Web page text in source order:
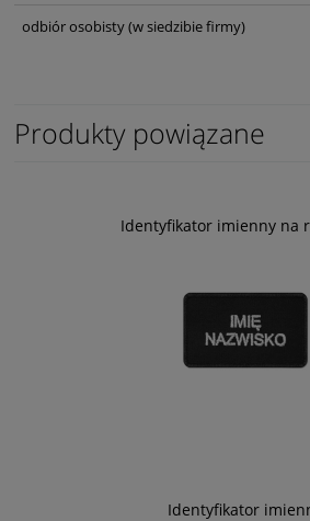
odbiór osobisty(w siedzibie firmy)
Produkty powiązane
Identyfikator imienny na
Identyfikator